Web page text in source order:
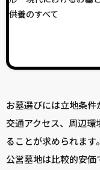
お墓選びには立地条件
交通アクセス、周辺
ることが求められます。
公営墓地は比較的安